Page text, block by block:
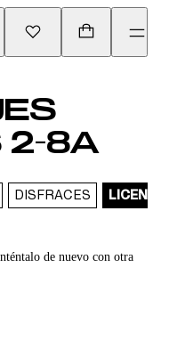
2-8A
DISFRACES
de nuevo con otra